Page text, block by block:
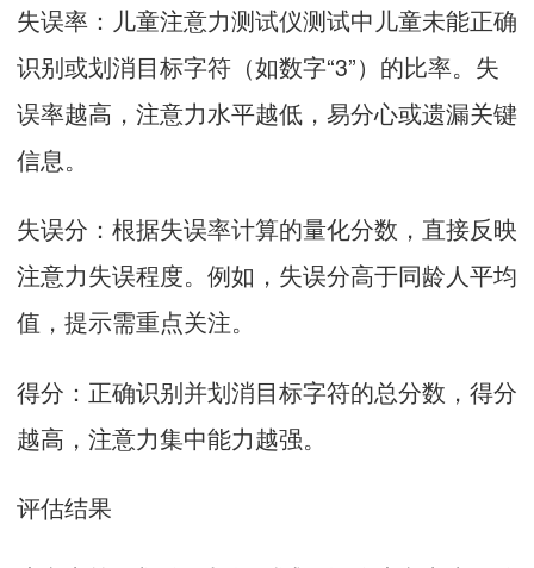
失误率： 儿童注意力测试仪测试中儿童未能正确
识别或划消目标字符（如数字“3”）的比率。失
误率越高，注意力水平越低，易分心或遗漏关键
信息。
失误分：根据失误率计算的量化分数，直接反映
注意力失误程度。例如，失误分高于同龄人平均
值，提示需重点关注。
得分：正确识别并划消目标字符的总分数，得分
越高，注意力集中能力越强。
评估结果